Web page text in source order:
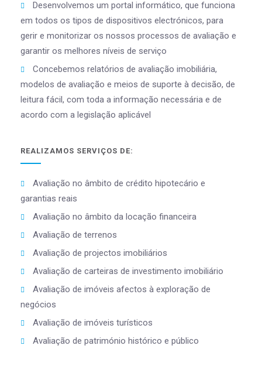
Desenvolvemos um portal informático, que funciona
em todos os tipos de dispositivos electrónicos, para
gerir e monitorizar os nossos processos de avaliação e
garantir os melhores níveis de serviço
Concebemos relatórios de avaliação imobiliária,
modelos de avaliação e meios de suporte à decisão, de
leitura fácil, com toda a informação necessária e de
acordo com a legislação aplicável
REALIZAMOS SERVIÇOS DE:
Avaliação no âmbito de crédito hipotecário e
garantias reais
Avaliação no âmbito da locação financeira
Avaliação de terrenos
Avaliação de projectos imobiliários
Avaliação de carteiras de investimento imobiliário
Avaliação de imóveis afectos à exploração de
negócios
Avaliação de imóveis turísticos
Avaliação de património histórico e público